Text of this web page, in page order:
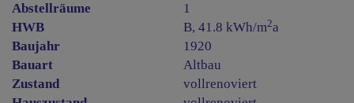
Abstellräume
1
HWB
B, 41.8 kWh/m2a
Baujahr
1920
Bauart
Altbau
Zustand
vollrenoviert